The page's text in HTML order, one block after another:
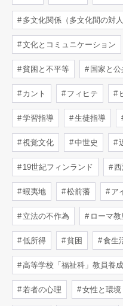
多文化関係（多文化間の対人
文化とコミュニケーション
貧困と不平等 国家と公
カント フィヒテ
学習指導 生徒指導
視覚文化 中世史
19世紀フィンランド 西
蝦夷地 松前藩 ア
立法の不作為 ローマ教
低所得 貧困 食生
高等学校「福祉科」教員養成
若者の心理 女性と環境